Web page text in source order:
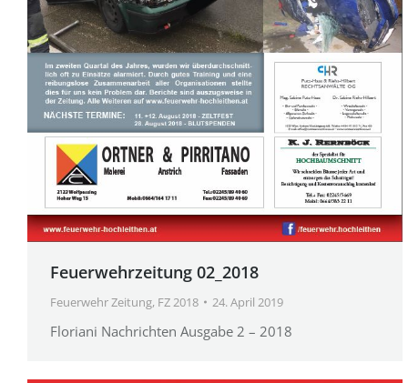
Feuerwehrzeitung 02_2018
Feuerwehr Zeitung, FZ 2018 24. April 2019
Floriani Nachrichten Ausgabe 2 – 2018